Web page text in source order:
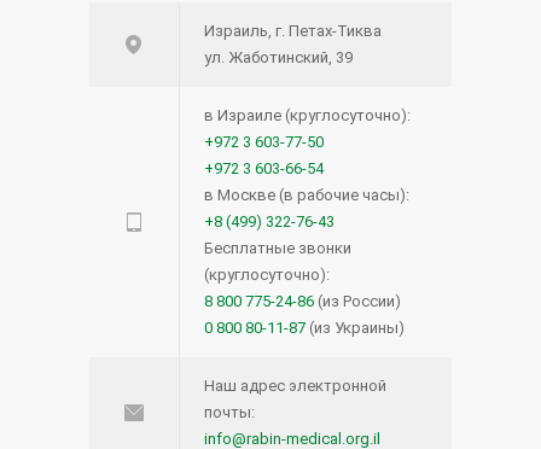
Израиль, г. Петах-Тиква
ул. Жаботинский, 39
в Израиле (круглосуточно):
+972 3 603-77-50
+972 3 603-66-54
в Москве (в рабочие часы):
+8 (499) 322-76-43
Бесплатные звонки
(круглосуточно):
8 800 775-24-86 (из России)
0 800 80-11-87 (из Украины)
Наш адрес электронной
почты:
info@rabin-medical.org.il